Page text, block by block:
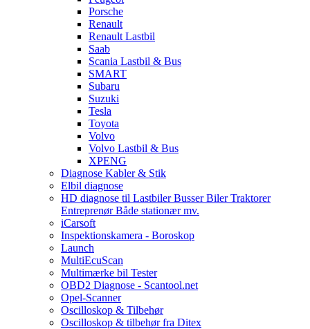
Porsche
Renault
Renault Lastbil
Saab
Scania Lastbil & Bus
SMART
Subaru
Suzuki
Tesla
Toyota
Volvo
Volvo Lastbil & Bus
XPENG
Diagnose Kabler & Stik
Elbil diagnose
HD diagnose til Lastbiler Busser Biler Traktorer
Entreprenør Både stationær mv.
iCarsoft
Inspektionskamera - Boroskop
Launch
MultiEcuScan
Multimærke bil Tester
OBD2 Diagnose - Scantool.net
Opel-Scanner
Oscilloskop & Tilbehør
Oscilloskop & tilbehør fra Ditex